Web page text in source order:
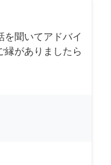
を聞いてアドバイ
縁がありましたら